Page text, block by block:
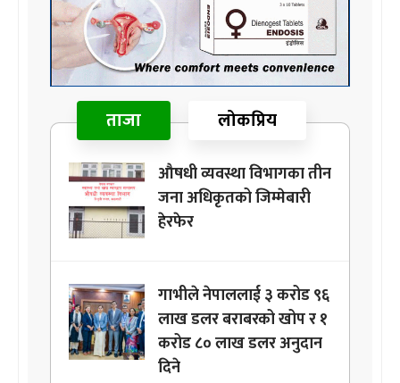
ताजा लोकप्रिय
औषधी व्यवस्था विभागका तीन
जना अधिकृतको जिम्मेबारी
हेरफेर
गाभीले नेपाललाई ३ करोड ९६
लाख डलर बराबरको खोप र १
करोड ८० लाख डलर अनुदान
दिने